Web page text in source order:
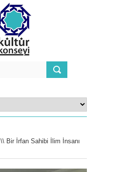
\\ Bir İrfan Sahibi İlim İnsanı